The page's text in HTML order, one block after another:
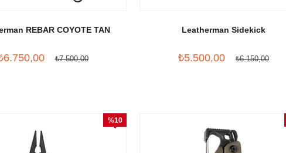
REBAR COYOTE TAN
₺7.500,00
Leatherman Sidekick
₺5.500,00 ₺6.150,00
%10